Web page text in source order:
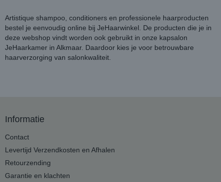
Artistique shampoo, conditioners en professionele haarproducten
bestel je eenvoudig online bij JeHaarwinkel. De producten die je in
deze webshop vindt worden ook gebruikt in onze kapsalon
JeHaarkamer in Alkmaar. Daardoor kies je voor betrouwbare
haarverzorging van salonkwaliteit.
Informatie
Contact
Levertijd Verzendkosten en Afhalen
Retourzending
Garantie en klachten